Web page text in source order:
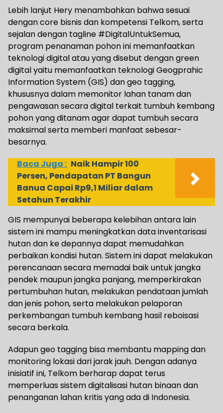
Lebih lanjut Hery menambahkan bahwa sesuai
dengan core bisnis dan kompetensi Telkom, serta
sejalan dengan tagline #DigitalUntukSemua,
program penanaman pohon ini memanfaatkan
teknologi digital atau yang disebut dengan green
digital yaitu memanfaatkan teknologi Geogprahic
Information System (GIS) dan geo tagging,
khususnya dalam memonitor lahan tanam dan
pengawasan secara digital terkait tumbuh kembang
pohon yang ditanam agar dapat tumbuh secara
maksimal serta memberi manfaat sebesar-
besarnya.
Baca Juga : Naik Hampir 100
Persen, Pendapatan PT Bangun
Banua Capai Rp9,1 Miliar dalam
Setahun Terakhir
GIS mempunyai beberapa kelebihan antara lain
sistem ini mampu meningkatkan data inventarisasi
hutan dan ke depannya dapat memudahkan
perbaikan kondisi hutan. Sistem ini dapat melakukan
perencanaan secara memadai baik untuk jangka
pendek maupun jangka panjang, memperkirakan
pertumbuhan hutan, melakukan pendataan jumlah
dan jenis pohon, serta melakukan pelaporan
perkembangan tumbuh kembang hasil reboisasi
secara berkala.
Adapun geo tagging bisa membantu mapping dan
monitoring lokasi dari jarak jauh. Dengan adanya
inisiatif ini, Telkom berharap dapat terus
memperluas sistem digitalisasi hutan binaan dan
penanganan lahan kritis yang ada di Indonesia.